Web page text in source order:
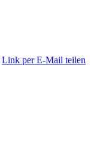
Link per E-Mail teilen